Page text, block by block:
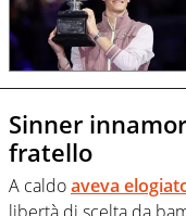
Sinner
fratello
A caldoaveva